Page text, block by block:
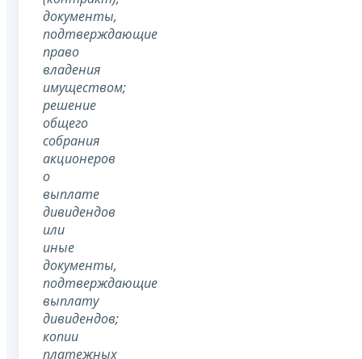
документы,
подтверждающие
право
владения
имуществом;
решение
общего
собрания
акционеров
о
выплате
дивидендов
или
иные
документы,
подтверждающие
выплату
дивидендов;
копии
платежных